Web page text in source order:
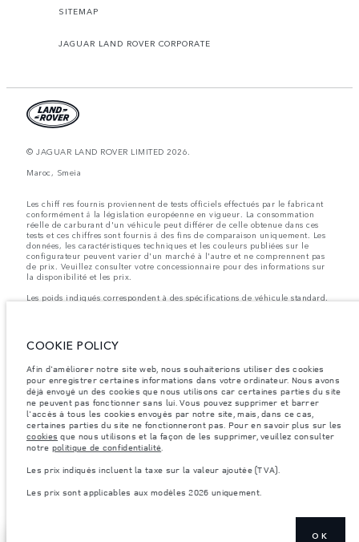
SITEMAP
JAGUAR LAND ROVER CORPORATE
© JAGUAR LAND ROVER LIMITED 2026.
Maroc, Smeia
Les chiff res fournis proviennent de tests officiels effectués par le fabricant
conformément å la législation européenne en vigueur. La consommation
réelle de carburant d'un véhicule peut différer de celle obtenue dans ces
tests et ces chiffres sont fournis å des fins de comparaison uniquement. Les
données, les caractéristiques techniques et les couleurs publiées sur le
configurateur peuvent varier d'un marché à l'autre et ne comprennent pas
de prix. Veuillez consulter votre concessionnaire pour des informations sur
la disponibilité et les prix.
Les poids indiqués correspondent à des spécifications de véhicule standard.
dépassés lorsque vous chargez des accessoires, des occupants, des liquides
et des carburants.
Remarque importante sur les images et les spécifications.La pénurie
mondiale de semi-conducteurs affecte actuellement les spécifications de
construction des véhicules, la disponibilité des options et les délais de
construction. Cette situation s’avère très fluctuante, et par conséquent, les
images utilisées actuellement sur le site Web peuvent ne pas refléter
entièrement les spécifications actuelles en ce qui concerne les
caractéristiques, les options, les finitions et les combinaisons de couleurs.
Veuillez consulter votre concessionnaire pour avoir confirmation des
restrictions actuelles et faire un choix éclairé
Les prix sont applicables uniquement aux modèles produit en 2026.
COOKIE POLICY
Afin d'améliorer notre site web, nous souhaiterions utiliser des cookies
pour enregistrer certaines informations dans votre ordinateur. Nous avons
déjà envoyé un des cookies que nous utilisons car certaines parties du site
ne peuvent pas fonctionner sans lui. Vous pouvez supprimer et barrer
l'accès à tous les cookies envoyés par notre site, mais, dans ce cas,
certaines parties du site ne fonctionneront pas. Pour en savoir plus sur les
cookies que nous utilisons et la façon de les supprimer, veuillez consulter
notre politique de confidentialité.
Les prix indiqués incluent la taxe sur la valeur ajoutée (TVA).
Les prix sont applicables aux modèles 2026 uniquement.
OK